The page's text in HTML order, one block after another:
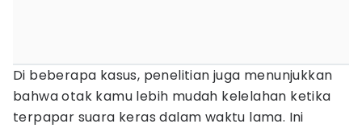
Di beberapa kasus, penelitian juga menunjukkan
bahwa otak kamu lebih mudah kelelahan ketika
terpapar suara keras dalam waktu lama. Ini